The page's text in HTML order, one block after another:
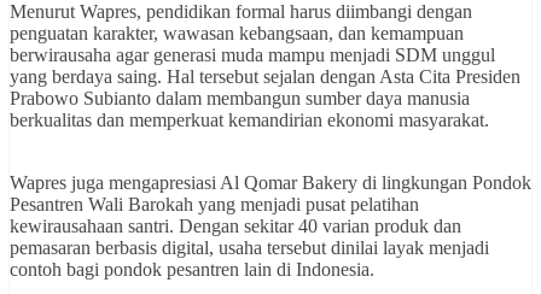
Menurut Wapres, pendidikan formal harus diimbangi dengan
penguatan karakter, wawasan kebangsaan, dan kemampuan
berwirausaha agar generasi muda mampu menjadi SDM unggul
yang berdaya saing. Hal tersebut sejalan dengan Asta Cita Presiden
Prabowo Subianto dalam membangun sumber daya manusia
berkualitas dan memperkuat kemandirian ekonomi masyarakat.
Wapres juga mengapresiasi Al Qomar Bakery di lingkungan Pondok
Pesantren Wali Barokah yang menjadi pusat pelatihan
kewirausahaan santri. Dengan sekitar 40 varian produk dan
pemasaran berbasis digital, usaha tersebut dinilai layak menjadi
contoh bagi pondok pesantren lain di Indonesia.